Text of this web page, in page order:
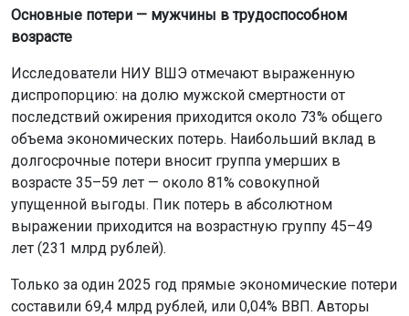
Основные потери — мужчины в трудоспособном
возрасте
Исследователи НИУ ВШЭ отмечают выраженную
диспропорцию: на долю мужской смертности от
последствий ожирения приходится около 73% общего
объема экономических потерь. Наибольший вклад в
долгосрочные потери вносит группа умерших в
возрасте 35–59 лет — около 81% совокупной
упущенной выгоды. Пик потерь в абсолютном
выражении приходится на возрастную группу 45–49
лет (231 млрд рублей).
Только за один 2025 год прямые экономические потери
составили 69,4 млрд рублей, или 0,04% ВВП. Авторы